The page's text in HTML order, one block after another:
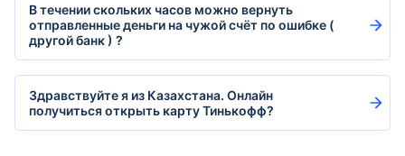
В течении скольких часов можно вернуть
отправленные деньги на чужой счёт по ошибке (
другой банк ) ?
Здравствуйте я из Казахстана. Онлайн
получиться открыть карту Тинькофф?